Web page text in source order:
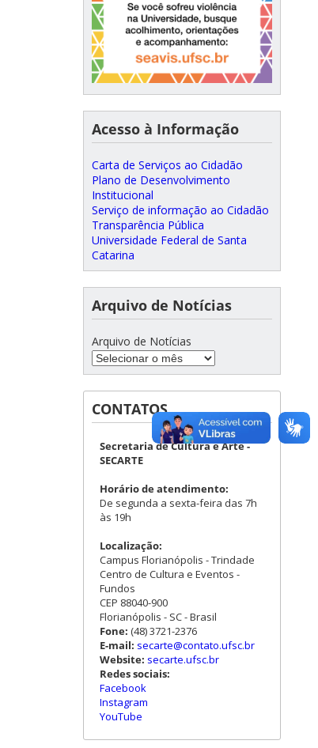
Acesso à Informação
Carta de Serviços ao Cidadão
Plano de Desenvolvimento
Institucional
Serviço de informação ao Cidadão
Transparência Pública
Universidade Federal de Santa
Catarina
Arquivo de Notícias
Arquivo de Notícias
CONTATOS
Secretaria de Cultura e Arte -
SECARTE
Horário de atendimento:
De segunda a sexta-feira das 7h
às 19h
Localização:
Campus Florianópolis - Trindade
Centro de Cultura e Eventos -
Fundos
CEP 88040-900
Florianópolis - SC - Brasil
Fone: (48) 3721-2376
E-mail: secarte@contato.ufsc.br
Website: secarte.ufsc.br
Redes sociais:
Facebook
Instagram
YouTube